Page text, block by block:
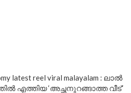
latest reel viral malayalam : ലാൽ
എത്തിയ ‘അച്ഛനുറങ്ങാത്ത വീട്’